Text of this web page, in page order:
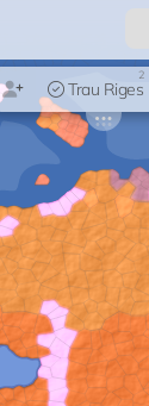
Trau Riges
2